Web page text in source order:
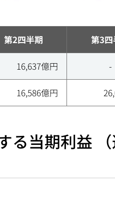
第2四半期 第3
16,637億円 -
16,586億円
当期利益 （